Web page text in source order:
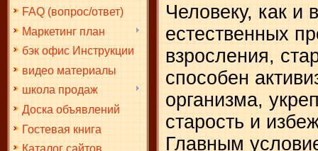
FAQ (вопрос/ответ)
Маркетинг план
бэк офис Инструкции
видео материалы
школа продаж
Доска объявлений
Гостевая книга
Каталог сайтов
Человеку, как и
естественных
взросления,
способен
организма,
старость и
Главным